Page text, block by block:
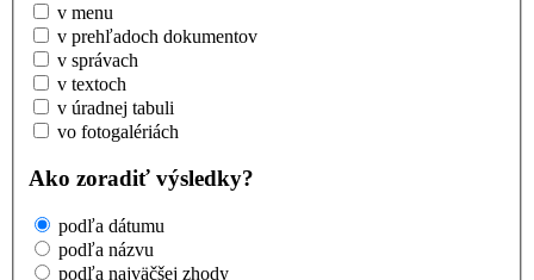
v menu
v prehľadoch dokumentov
v správach
v textoch
v úradnej tabuli
vo fotogalériách
Ako zoradiť výsledky?
podľa dátumu
podľa názvu
podľa najväčšej zhody